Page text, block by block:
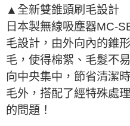
▲全新雙錐頭刷毛設計
日本製無線吸塵器MC-
毛設計，由外向內的錐
毛，使得棉絮、毛髮不
向中央集中，節省清潔
毛外，搭配了經特殊處
的問題！